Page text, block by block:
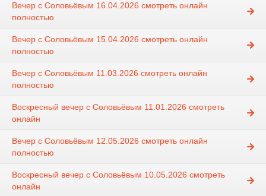
Вечер с Соловьёвым 16.04.2026 смотреть онлайн
полностью
Вечер с Соловьёвым 15.04.2026 смотреть онлайн
полностью
Вечер с Соловьёвым 11.03.2026 смотреть онлайн
полностью
Воскресный вечер с Соловьёвым 11.01.2026 смотреть
онлайн
Вечер с Соловьёвым 12.05.2026 смотреть онлайн
полностью
Воскресный вечер с Соловьёвым 10.05.2026 смотреть
онлайн